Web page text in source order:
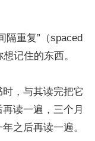
隔重复”（spaced
记住的东西。
，与其读完把它
读一遍，三个月
之后再读一遍。